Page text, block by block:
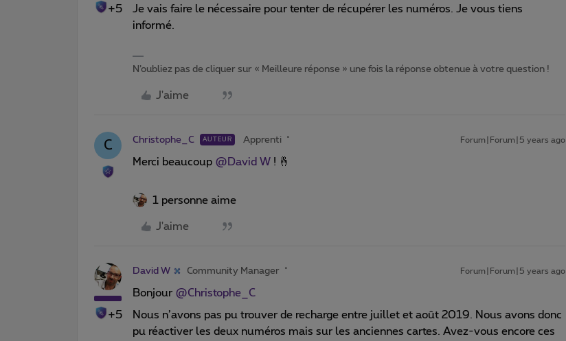
+5
Je vais faire le nécessaire pour tenter de récupérer les numéros. Je vous tiens
informé.
N’oubliez pas de cliquer sur « Meilleure réponse » une fois la réponse obtenue à votre question !
J'aime
C Christophe_C AUTEUR Apprenti Forum|Forum|5 years ago
Merci beaucoup @David W ! 🤞
1 personne aime
J'aime
+5
David W Community Manager Forum|Forum|5 years ago
Bonjour @Christophe_C
Nous n’avons pas pu trouver de recharge entre juillet et août 2019. Nous avons donc
pu réactiver les deux numéros mais sur les anciennes cartes. Avez-vous encore ces